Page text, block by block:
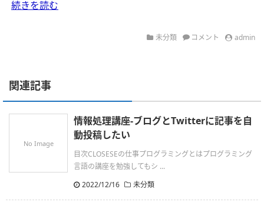
続きを読む
未分類 コメント admin
関連記事
No Image
情報処理講座-ブログとTwitterに記事を自
動投稿したい
目次CLOSESEの仕事プログラミングとはプログラミング
言語の講座を勉強してもシ ...
2022/12/16
未分類